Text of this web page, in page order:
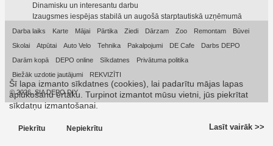
Šī lapa izmanto sīkdatnes (cookies), lai padarītu mājas lapas
aplūkošanu ērtāku. Turpinot izmantot mūsu vietni, jūs piekrītat
sīkdatņu izmantošanai.
Piekrītu Nepiekrītu Lasīt vairāk >>
Dinamisku un interesantu darbu
Izaugsmes iespējas stabilā un augošā starptautiskā uzņēmumā
Darba laiks Karte Mājai Pārtika Ziedi Dārzam Zoo Remontam
Būvei
Skolai
Atpūtai Auto Velo Tehnika Pakalpojumi DE Cafe
Darbs DEPO
Darām kopā
DEPO online Sīkdatnes
Privātuma politika
Biežāk uzdotie jautājumi
REKVIZĪTI
© 2026, SIA DEPO DIY